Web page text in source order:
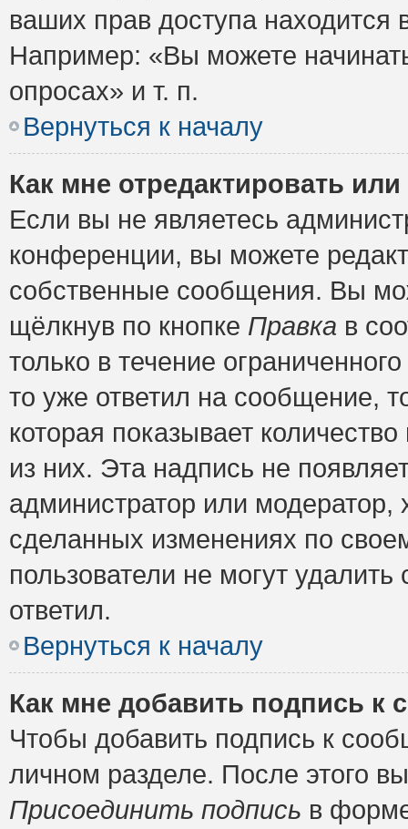
ваших прав доступа
Например: «Вы можете
опросах» и т. п.
Вернуться к началу
Как мне отредактировать
Если вы не являетесь
конференции, вы можете
собственные сообщения. Вы
щёлкнув по кнопке Правка в
только в течение
то уже ответил на сообщение,
которая показывает
из них. Эта надпись не
администратор или модератор,
сделанных изменениях по
пользователи не могут
ответил.
Вернуться к началу
Как мне добавить подпись к
Чтобы добавить подпись к
личном разделе. После этого
Присоединить подпись в